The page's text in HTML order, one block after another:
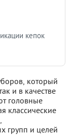
кепок
который
и в качестве
головные
классические
групп и целей